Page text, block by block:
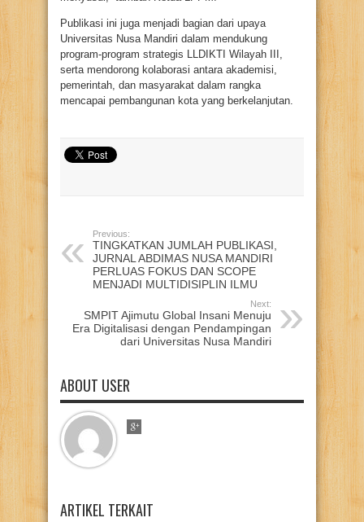
Publikasi ini juga menjadi bagian dari upaya
Universitas Nusa Mandiri dalam mendukung
program-program strategis LLDIKTI Wilayah III,
serta mendorong kolaborasi antara akademisi,
pemerintah, dan masyarakat dalam rangka
mencapai pembangunan kota yang berkelanjutan.
Previous:
TINGKATKAN JUMLAH PUBLIKASI,
JURNAL ABDIMAS NUSA MANDIRI
PERLUAS FOKUS DAN SCOPE
MENJADI MULTIDISIPLIN ILMU
Next:
SMPIT Ajimutu Global Insani Menuju
Era Digitalisasi dengan Pendampingan
dari Universitas Nusa Mandiri
ABOUT USER
ARTIKEL TERKAIT